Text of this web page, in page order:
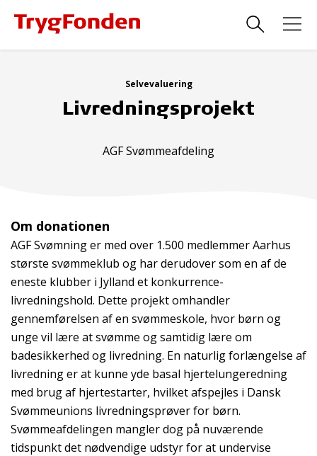
Selvevaluering
Livredningsprojekt
AGF Svømmeafdeling
Om donationen
AGF Svømning er med over 1.500 medlemmer Aarhus
største svømmeklub og har derudover som en af de
eneste klubber i Jylland et konkurrence-
livredningshold. Dette projekt omhandler
gennemførelsen af en svømmeskole, hvor børn og
unge vil lære at svømme og samtidig lære om
badesikkerhed og livredning. En naturlig forlængelse af
livredning er at kunne yde basal hjertelungeredning
med brug af hjertestarter, hvilket afspejles i Dansk
Svømmeunions livredningsprøver for børn.
Svømmeafdelingen mangler dog på nuværende
tidspunkt det nødvendige udstyr for at undervise